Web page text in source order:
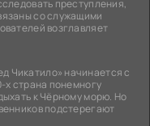
преступления,
со служащими
возглавляет
Чикатило» начинается с
х страна понемногу
к Чёрному морю. Но
подстерегают